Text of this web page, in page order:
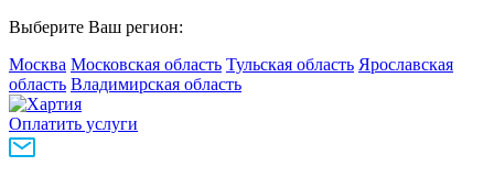
Выберите Ваш регион:
Москва Московская область Тульская область Ярославская
область Владимирская область
Оплатить услуги